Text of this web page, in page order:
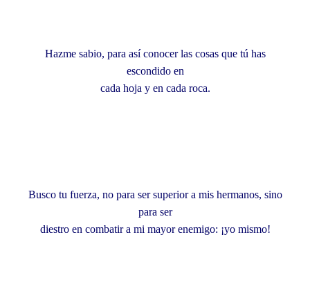
Hazme sabio, para así conocer las cosas que tú has
escondido en
cada hoja y en cada roca.
Busco tu fuerza, no para ser superior a mis hermanos, sino
para ser
diestro en combatir a mi mayor enemigo: ¡yo mismo!